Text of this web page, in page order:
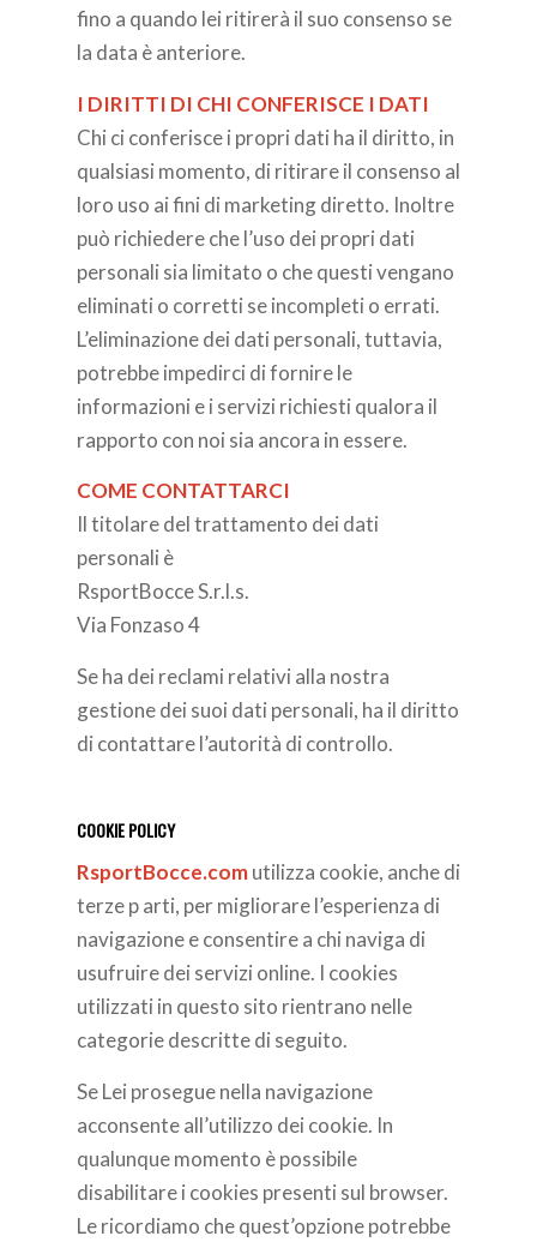
fino a quando lei ritirerà il suo consenso se
la data è anteriore.
I DIRITTI DI CHI CONFERISCE I DATI
Chi ci conferisce i propri dati ha il diritto, in
qualsiasi momento, di ritirare il consenso al
loro uso ai fini di marketing diretto. Inoltre
può richiedere che l’uso dei propri dati
personali sia limitato o che questi vengano
eliminati o corretti se incompleti o errati.
L’eliminazione dei dati personali, tuttavia,
potrebbe impedirci di fornire le
informazioni e i servizi richiesti qualora il
rapporto con noi sia ancora in essere.
COME CONTATTARCI
Il titolare del trattamento dei dati
personali è
RsportBocce S.r.l.s.
Via Fonzaso 4
Se ha dei reclami relativi alla nostra
gestione dei suoi dati personali, ha il diritto
di contattare l’autorità di controllo.
COOKIE POLICY
RsportBocce.comutilizza cookie, anche di
terze p arti, per migliorare l’esperienza di
navigazione e consentire a chi naviga di
usufruire dei servizi online. I cookies
utilizzati in questo sito rientrano nelle
categorie descritte di seguito.
Se Lei prosegue nella navigazione
acconsente all’utilizzo dei cookie. In
qualunque momento è possibile
disabilitare i cookies presenti sul browser.
Le ricordiamo che quest’opzione potrebbe